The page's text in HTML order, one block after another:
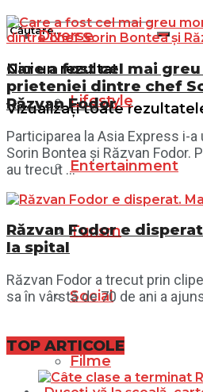
Nici un rezultat
Vizualizați toate
Diverse
Lifestyle
Entertainment
Turism
Social
Filme
Care a fost cel mai
prieteniei dintre chef
Răzvan Fodor
Participarea la Asia Express i-
Sorin Bontea și Răzvan Fodor.
au trecut ...
Răzvan Fodor e
la spital
Răzvan Fodor a trecut prin
sa în vârstă de 70 de ani a
TOP ARTICOLE